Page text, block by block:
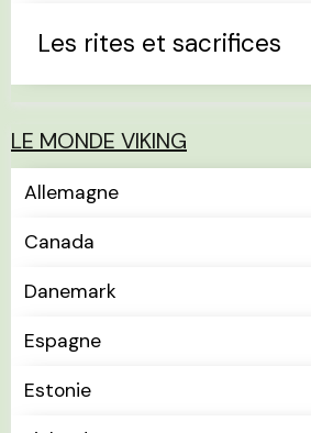
Les rites et sacrifices
LE MONDE VIKING
Allemagne
Canada
Danemark
Espagne
Estonie